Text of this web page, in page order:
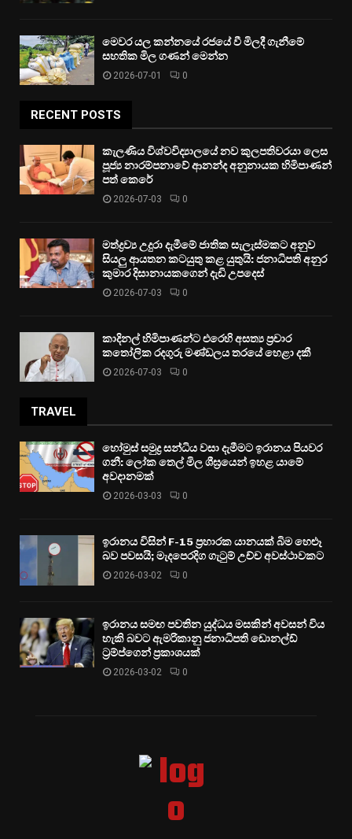
මෙවර යල කන්නයේ රජයේ වී මිලදී ගැනීමේ
සහතික මිල ගණන් මෙන්න
2026-07-01 0
RECENT POSTS
කැලණිය විශ්වවිද්‍යාලයේ නව කුලපතිවරයා ලෙස
පූජ්‍ය නාරම්පනාවේ ආනන්ද අනුනායක හිමිපාණන්
පත් කෙරේ
2026-07-03 0
මත්ද්‍රව්‍ය උදුරා දැමීමේ ජාතික සැලැස්මකට අනුව
සියලු ආයතන කටයුතු කළ යුතුයි: ජනාධිපති අනුර
කුමාර දිසානායකගෙන් දැඩි උපදෙස්
2026-07-03 0
කාදිනල් හිමිපාණන්ට එරෙහි අසත්‍ය ප්‍රචාර
කතෝලික රදගුරු මණ්ඩලය තරයේ හෙළා දකී
2026-07-03 0
TRAVEL
හෝමුස් සමුද්‍ර සන්ධිය වසා දැමීමට ඉරානය පියවර
ගනී: ලෝක තෙල් මිල ශීඝ්‍රයෙන් ඉහළ යාමේ
අවදානමක්
2026-03-03 0
ඉරානය විසින් F-15 ප්‍රහාරක යානයක් බිම හෙළූ
බව පවසයි; මැදපෙරදිග ගැටුම් උච්ච අවස්ථාවකට
2026-03-02 0
ඉරානය සමඟ පවතින යුද්ධය මසකින් අවසන් විය
හැකි බවට ඇමරිකානු ජනාධිපති ඩොනල්ඩ්
ට්‍රම්ප්ගෙන් ප්‍රකාශයක්
2026-03-02 0